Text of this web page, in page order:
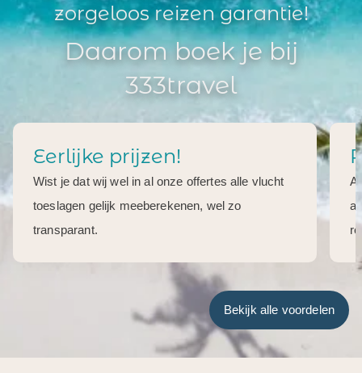
zorgeloos reizen garantie!
Daarom boek je bij
333travel
Eerlijke prijzen!
Wist je dat wij wel in al onze offertes alle vlucht
toeslagen gelijk meeberekenen, wel zo
transparant.
Bekijk alle voordelen